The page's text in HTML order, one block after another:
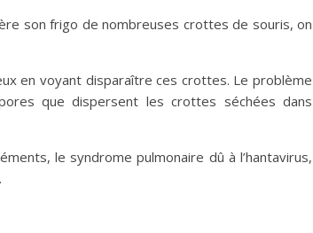
son frigo de nombreuses crottes de souris, on
en voyant disparaître ces crottes. Le problème
que dispersent les crottes séchées dans
le syndrome pulmonaire dû à l’hantavirus,